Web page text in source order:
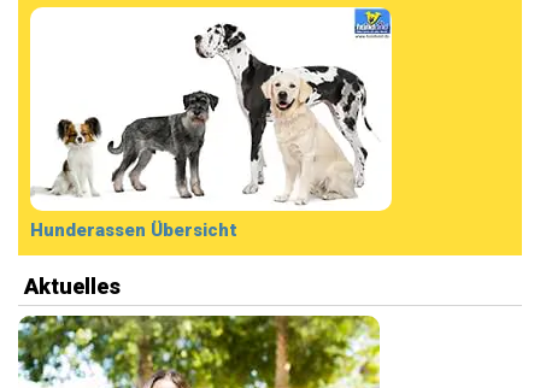
Hunderassen Übersicht
Aktuelles